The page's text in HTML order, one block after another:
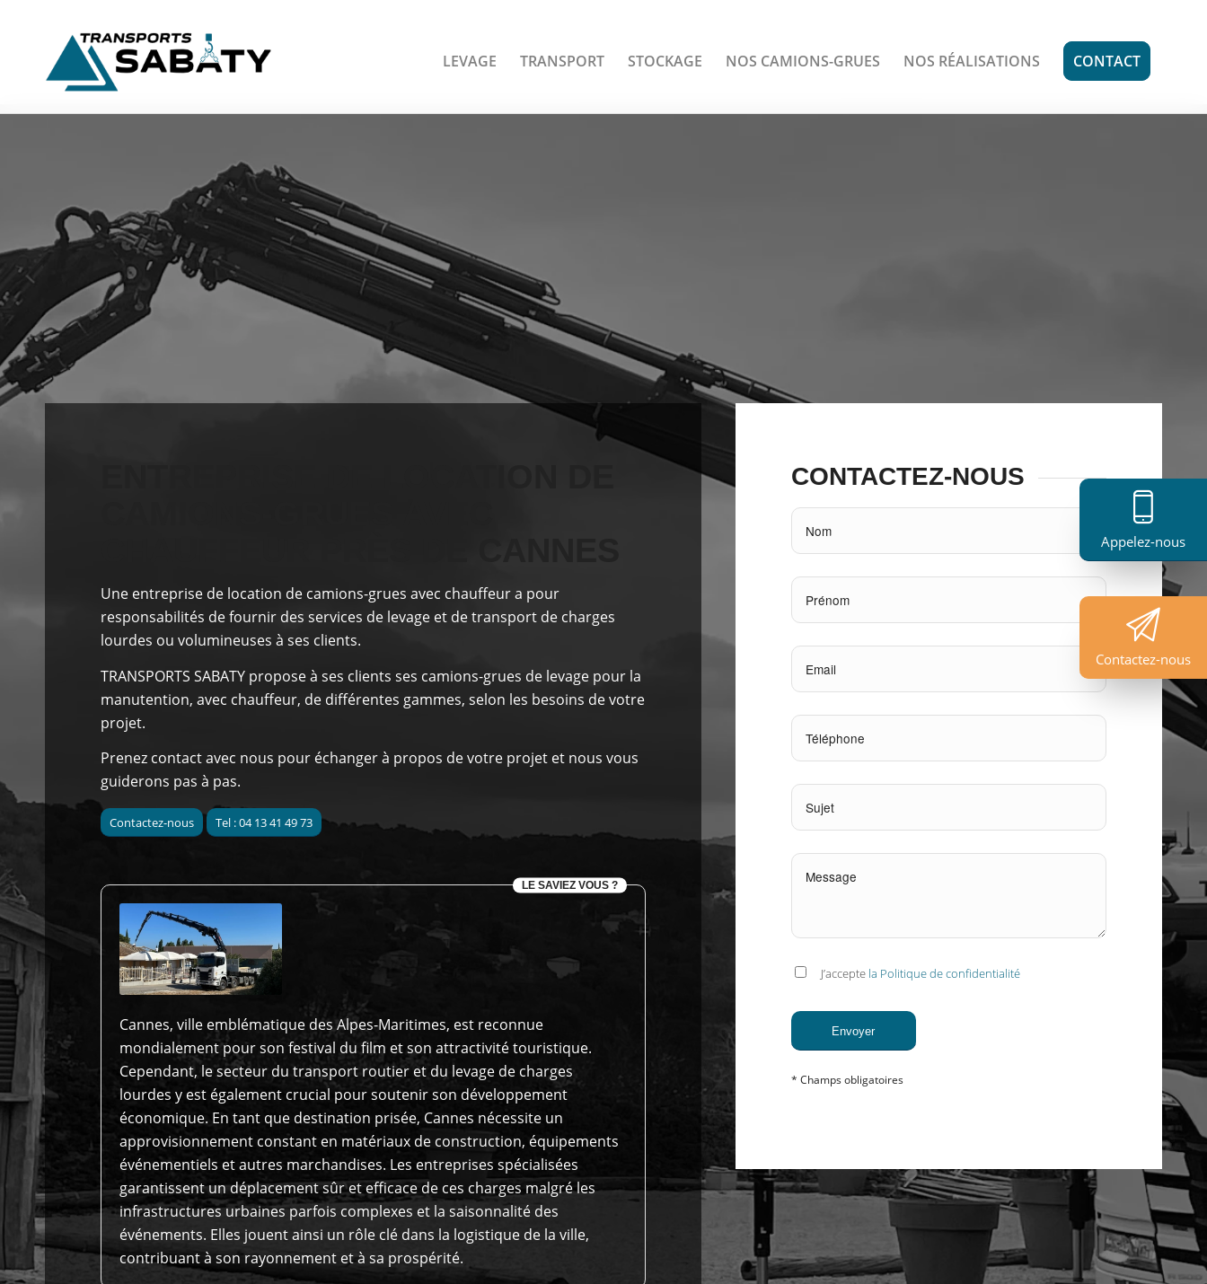
LEVAGE TRANSPORT STOCKAGE NOS CAMIONS-GRUES NOS RÉALISATIONS CONTACT
Appelez-nous
Contactez-nous
Une entreprise de location de camions-grues avec chauffeur a pour
responsabilités de fournir des services de levage et de transport de charges
lourdes ou volumineuses à ses clients.
TRANSPORTS SABATY propose à ses clients ses camions-grues de levage pour la
manutention, avec chauffeur, de différentes gammes, selon les besoins de votre
projet.
Prenez contact avec nous pour échanger à propos de votre projet et nous vous
guiderons pas à pas.
Contactez-nous Tel : 04 13 41 49 73
LE SAVIEZ VOUS ?
Cannes, ville emblématique des Alpes-Maritimes, est reconnue
mondialement pour son festival du film et son attractivité touristique.
Cependant, le secteur du transport routier et du levage de charges
lourdes y est également crucial pour soutenir son développement
économique. En tant que destination prisée, Cannes nécessite un
approvisionnement constant en matériaux de construction, équipements
événementiels et autres marchandises. Les entreprises spécialisées
garantissent un déplacement sûr et efficace de ces charges malgré les
infrastructures urbaines parfois complexes et la saisonnalité des
événements. Elles jouent ainsi un rôle clé dans la logistique de la ville,
contribuant à son rayonnement et à sa prospérité.
CONTACTEZ-NOUS
J’accepte la Politique de confidentialité
* Champs obligatoires